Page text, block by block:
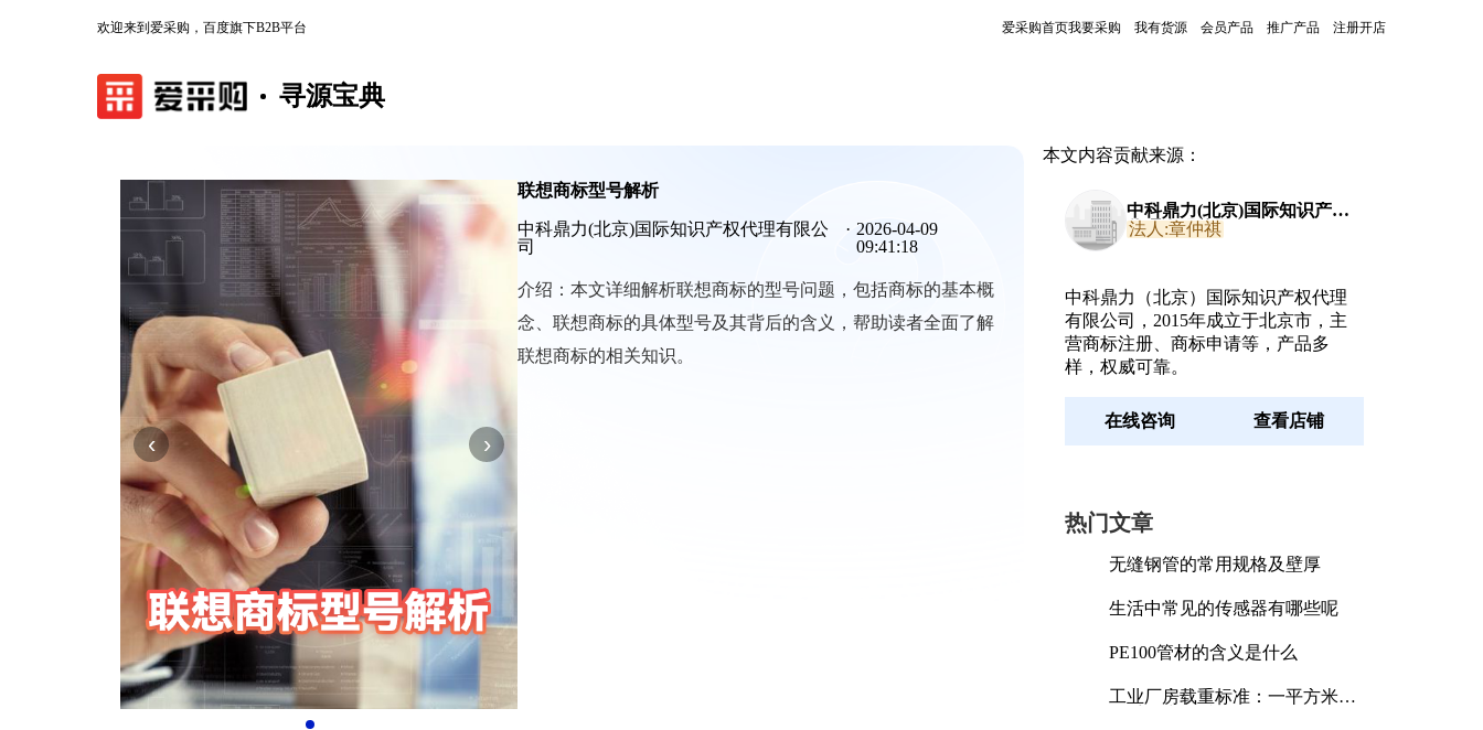
欢迎来到爱采购，百度旗下B2B平台 爱采购首页我要采购 我有货源 会员产品 推广产品 注册开店
寻源宝典
‹ ›
联想商标型号解析
中科鼎力(北京)国际知识产权代理有限公
司
· 2026-04-09
09:41:18
介绍： 本文详细解析联想商标的型号问题，包括商标的基本概
念、联想商标的具体型号及其背后的含义，帮助读者全面了解
联想商标的相关知识。
本文内容贡献来源：
中科鼎力(北京)国际知识产权
代理有限公司
法人:章仲祺
中科鼎力（北京）国际知识产权代理
有限公司，2015年成立于北京市，主
营商标注册、商标申请等，产品多
样，权威可靠。
在线咨询 查看店铺
热门文章
无缝钢管的常用规格及壁厚
生活中常见的传感器有哪些呢
PE100管材的含义是什么
工业厂房载重标准：一平方米能